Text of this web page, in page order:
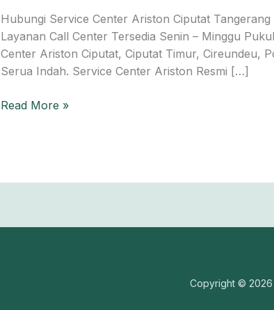
Hubungi Service Center Ariston Ciputat
Layanan Call Center Tersedia Senin – Minggu
Center Ariston Ciputat, Ciputat Timur, Cireundeu,
Serua Indah. Service Center Ariston Resmi […]
— Booking
Online
Lebih
Hemat!
Read More »
Copyright © 2026